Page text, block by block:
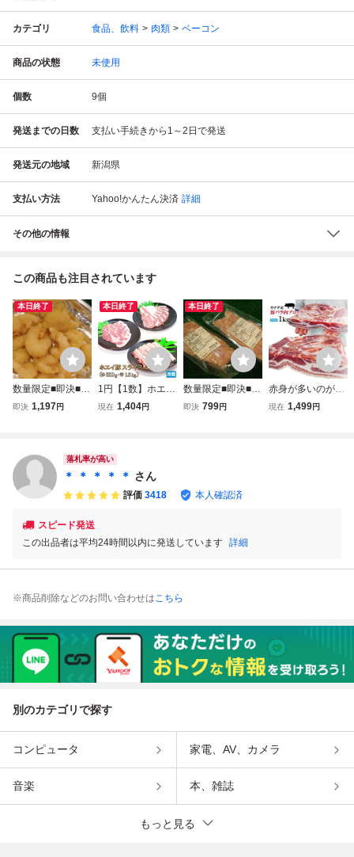
カテゴリ 食品、飲料 肉類 ベーコン
商品の状態 未使用
個数 9個
発送までの日数 支払い手続きから1～2日で発送
発送元の地域 新潟県
支払い方法 Yahoo!かんたん決済 詳細
その他の情報
この商品も注目されています
本日終了
数量限定■即決■訳
アリ 小えび(エ
即決 1,197円
本日終了
1円【1数】ホエー
豚 スライスセット
務用
現在 1,404円
本日終了
数量限定■即決■訳
アリ1g0.9円未満
即決 799円
赤身が多いのが特
徴 豚バラ肉ブロッ
現在 1,499円
落札率が高い
＊ ＊ ＊ ＊ ＊ さん
評価 3418 本人確認済
スピード発送
この出品者は平均24時間以内に発送しています 詳細
※商品削除などのお問い合わせはこちら
別のカテゴリで探す
コンピュータ 家電、AV、カメラ
音楽 本、雑誌
もっと見る